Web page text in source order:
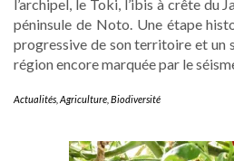
l’archipel, le Toki, l’ibis à crête du
péninsule de Noto. Une étape
progressive de son territoire et un
région encore marquée par le
Actualités Agriculture Biodiversité